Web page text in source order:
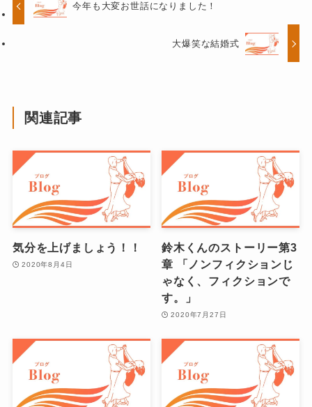
今年も大変お世話になりました！
大爆笑な結婚式
関連記事
気分を上げましょう！！
2020年8月4日
鈴木くんのストーリー第3
章 「ノンフィクションじ
ゃなく、フィクションで
す。」
2020年7月27日